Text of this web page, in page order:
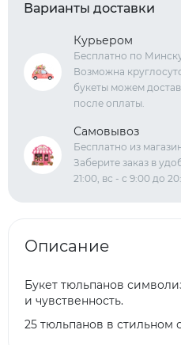
Варианты доставки
Курьером
Бесплатно по
Возможна
букеты можем
после оплаты.
Самовывоз
Бесплатно из
Заберите заказ в
21:00, вс - с 9:00 до
Описание
Букет тюльпанов
и чувственность.
25 тюльпанов в